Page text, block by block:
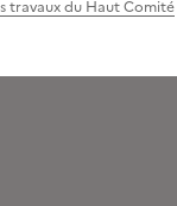
travaux du Haut Comité